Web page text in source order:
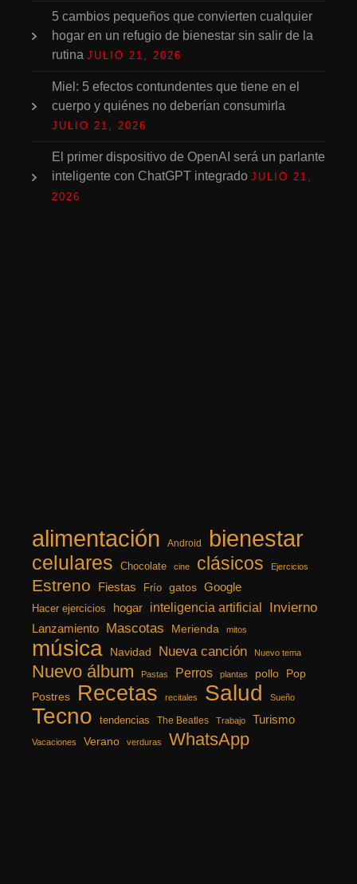
5 cambios pequeños que convierten cualquier
hogar en un refugio de bienestar sin salir de la
rutina JULIO 21, 2026
Miel: 5 efectos contundentes que tiene en el
cuerpo y quiénes no deberían consumirla
JULIO 21, 2026
El primer dispositivo de OpenAI será un parlante
inteligente con ChatGPT integrado JULIO 21,
2026
alimentación Android bienestar
celulares Chocolate cine clásicos Ejercicios
Estreno Fiestas Frío gatos Google
Hacer ejercicios hogar inteligencia artificial Invierno
Lanzamiento Mascotas Merienda mitos
música Navidad Nueva canción Nuevo tema
Nuevo álbum Pastas Perros plantas pollo
Pop
Postres
Recetas recitales Salud Sueño
Tecno tendencias The Beatles Trabajo Turismo
Vacaciones Verano verduras WhatsApp